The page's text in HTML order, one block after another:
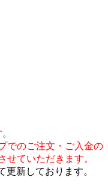
でのご注文・ご入金の
せていただきます。
更新しております。